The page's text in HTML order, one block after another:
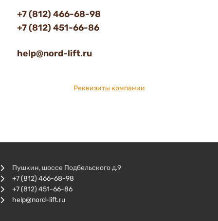
+7 (812) 466-68-98
+7 (812) 451-66-86
help@nord-lift.ru
Реквизиты компании
Пушкин, шоссе Подбельского д.9
+7 (812) 466-68-98
+7 (812) 451-66-86
help@nord-lift.ru